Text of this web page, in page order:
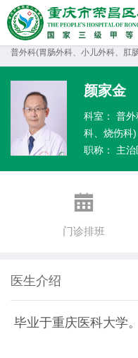
普外科(胃肠外科、小儿外科、肛
颜家金
科室：
科、烧伤科)
职称： 主

门诊排班
医生介绍
毕业于重庆医科大学。